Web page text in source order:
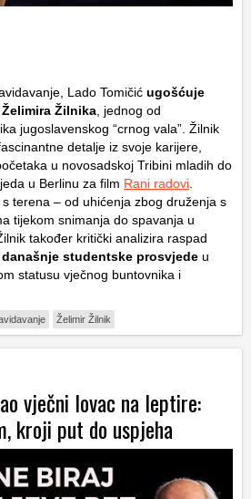
, Lado Tomičić ugošćuje
Želimira Žilnika , jednog od
jugoslavenskog “crnog vala”. Žilnik
detalje iz svoje karijere,
u novosadskoj Tribini mladih do
u Berlinu za film Rani radovi
terena – od uhićenja zbog druženja s
tijekom snimanja do spavanja u
također kritički analizira raspad
studentske prosvjede u
statusu vječnog buntovnika i
Želimir Žilnik
vječni lovac na leptire:
kroji put do uspjeha